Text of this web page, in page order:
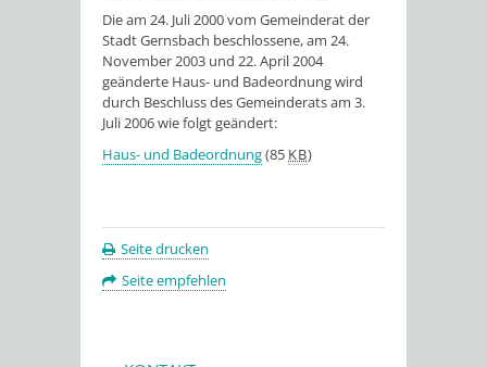
Die am 24. Juli 2000 vom Gemeinderat der
Stadt Gernsbach beschlossene, am 24.
November 2003 und 22. April 2004
geänderte Haus- und Badeordnung wird
durch Beschluss des Gemeinderats am 3.
Juli 2006 wie folgt geändert:
Haus- und Badeordnung(85 KB)
Seite drucken
Seite empfehlen